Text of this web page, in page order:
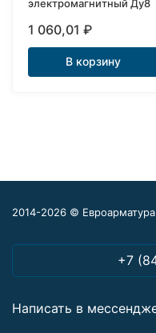
электромагнитный Ду8
1 060,01 ₽
В корзину
2014-2026 © Евроарматура
+7
Написать в